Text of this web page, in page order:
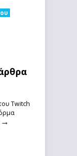
Twitch
→